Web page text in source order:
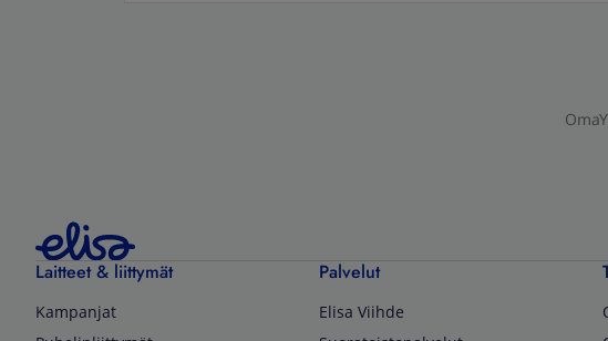
Laitteet & liittymät
Kampanjat
Palvelut
Elisa Viihde